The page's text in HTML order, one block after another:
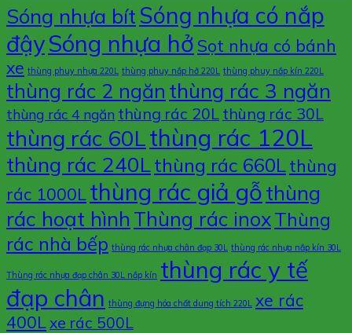
Sóng nhựa bítSóng nhựa có nắp
đậySóng nhựa hở Sọt nhựa có bánh
xe thùng phuy nhựa 220L thùng phuy nắp hở 220L thùng phuy nắp kín 220L
thùng rác 2 ngăn thùng rác 3 ngăn
thùng rác 4 ngăn thùng rác 20L thùng rác 30L
thùng rác 60Lthùng rác 120L
thùng rác 240Lthùng rác 660Lthùng
rác 1000Lthùng rác giả gỗthùng
rác hoạt hìnhThùng rác inoxThùng
rác nhà bếp thùng rác nhựa chân đạp 30L thùng rác nhựa nắp kín 30L
Thùng rác nhựa đạp chân 30L nắp kín thùng rác y tế
đạp chân thùng đựng hóa chất dung tích 220L xe rác
400Lxe rác 500L